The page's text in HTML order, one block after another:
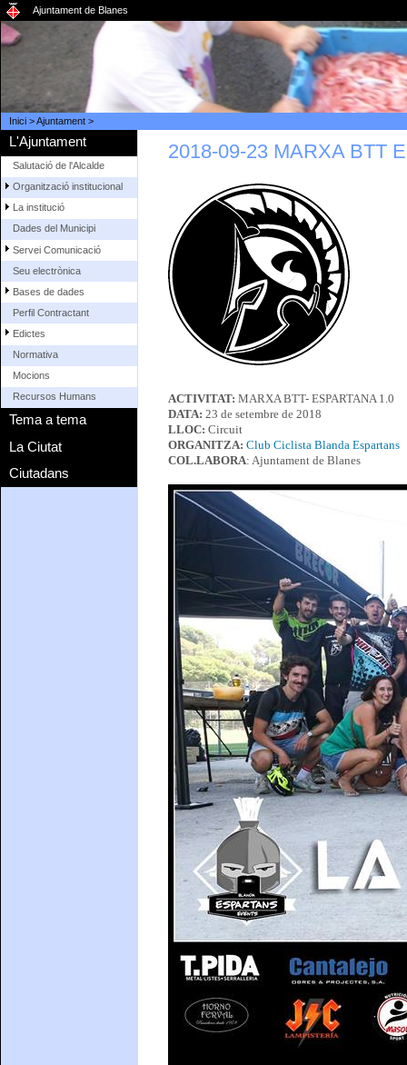
Ajuntament de Blanes
Inici>Ajuntament>
L'Ajuntament
Salutació de l'Alcalde
Organització institucional
La institució
Dades del Municipi
Servei Comunicació
Seu electrònica
Bases de dades
Perfil Contractant
Edictes
Normativa
Mocions
Recursos Humans
Tema a tema
La Ciutat
Ciutadans
2018-09-23 MARXA BTT
ACTIVITAT: MARXA BTT- ESPARTANA 1.0
DATA: 23 de setembre de 2018
LLOC: Circuit
ORGANITZA: Club Ciclista Blanda Espartans
COL.LABORA: Ajuntament de Blanes